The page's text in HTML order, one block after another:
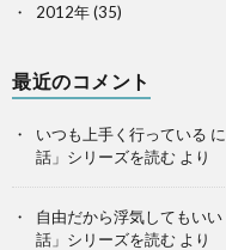
2012年(35)
最近のコメント
いつも上手く行っている に
話」シリーズを読む より
自由だから浮気してもいい
話」シリーズを読む より